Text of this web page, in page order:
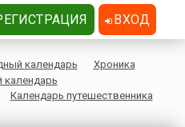
календарь
Хроника
календарь
Календарь путешественника
ВХОД